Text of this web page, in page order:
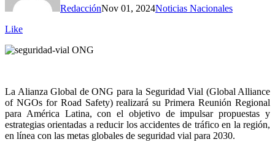
RedacciónNov 01, 2024Noticias Nacionales
Like
La Alianza Global de ONG para la Seguridad Vial (Global Alliance
of NGOs for Road Safety) realizará su Primera Reunión Regional
para América Latina, con el objetivo de impulsar propuestas y
estrategias orientadas a reducir los accidentes de tráfico en la región,
en línea con las metas globales de seguridad vial para 2030.